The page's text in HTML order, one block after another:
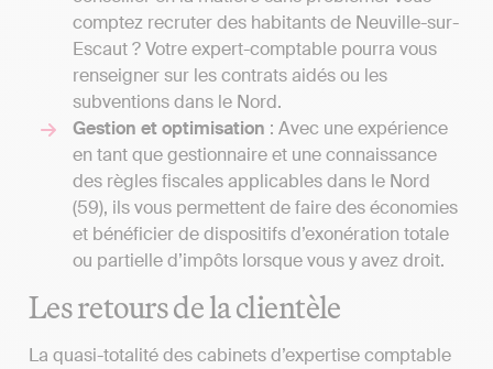
comptez recruter des habitants de Neuville-sur-
Escaut ? Votre expert-comptable pourra vous
renseigner sur les contrats aidés ou les
subventions dans le Nord.
Gestion et optimisation : Avec une expérience
en tant que gestionnaire et une connaissance
des règles fiscales applicables dans le Nord
(59), ils vous permettent de faire des économies
et bénéficier de dispositifs d’exonération totale
ou partielle d’impôts lorsque vous y avez droit.
Les retours de la clientèle
La quasi-totalité des cabinets d’expertise comptable